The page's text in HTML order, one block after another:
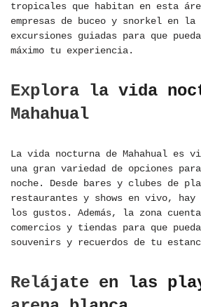
tropicales que habitan en esta
empresas de buceo y snorkel en la
excursiones guiadas para que
máximo tu experiencia.
Explora la vida
Mahahual
La vida nocturna de Mahahual es
una gran variedad de opciones
noche. Desde bares y clubes de
restaurantes y shows en vivo, hay
los gustos. Además, la zona cuenta
comercios y tiendas para que
souvenirs y recuerdos de tu
Relájate en las